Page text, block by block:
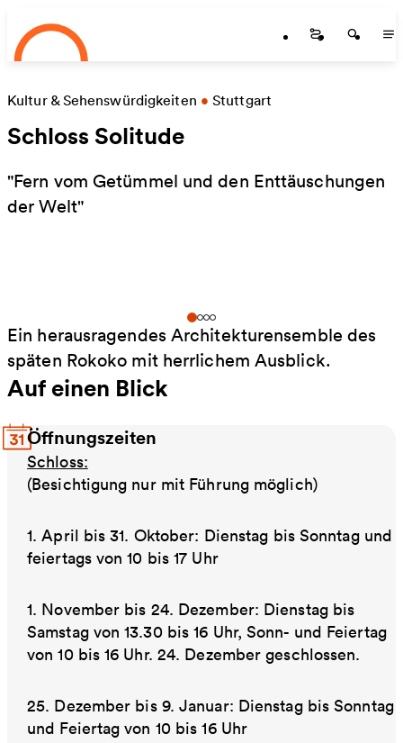
Zum Hauptinhalt springen
Startseite
Kultur & Sehenswürdigkeiten • Stuttgart
Schloss Solitude
"Fern vom Getümmel und den Enttäuschungen
der Welt"
Ein herausragendes Architekturensemble des
späten Rokoko mit herrlichem Ausblick.
Auf einen Blick
Öffnungszeiten
Schloss:
(Besichtigung nur mit Führung möglich)
1. April bis 31. Oktober: Dienstag bis Sonntag und
feiertags von 10 bis 17 Uhr
1. November bis 24. Dezember: Dienstag bis
Samstag von 13.30 bis 16 Uhr, Sonn- und Feiertag
von 10 bis 16 Uhr. 24. Dezember geschlossen.
25. Dezember bis 9. Januar: Dienstag bis Sonntag
und Feiertag von 10 bis 16 Uhr